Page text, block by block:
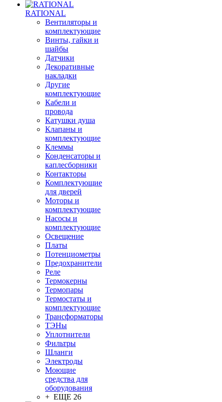
RATIONAL
Вентиляторы и
комплектующие
Винты, гайки и
шайбы
Датчики
Декоративные
накладки
Другие
комплектующие
Кабели и
провода
Катушки душа
Клапаны и
комплектующие
Клеммы
Конденсаторы и
каплесборники
Контакторы
Комплектующие
для дверей
Моторы и
комплектующие
Насосы и
комплектующие
Освещение
Платы
Потенциометры
Предохранители
Реле
Термокерны
Термопары
Термостаты и
комплектующие
Трансформаторы
ТЭНы
Уплотнители
Фильтры
Шланги
Электроды
Моющие
средства для
оборудования
+ ЕЩЕ 26